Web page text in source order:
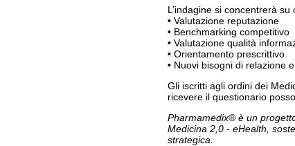
L’indagine si concentrerà
• Valutazione reputazione
• Benchmarking competitivo
• Valutazione qualità
• Orientamento prescrittivo
• Nuovi bisogni di relazione
Gli iscritti agli ordini dei
ricevere il questionario
Pharmamedix® è un
Medicina 2,0 - eHealth,
strategica.